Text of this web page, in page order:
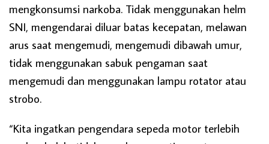
mengkonsumsi narkoba. Tidak menggunakan helm
SNI, mengendarai diluar batas kecepatan, melawan
arus saat mengemudi, mengemudi dibawah umur,
tidak menggunakan sabuk pengaman saat
mengemudi dan menggunakan lampu rotator atau
strobo.
“Kita ingatkan pengendara sepeda motor terlebih